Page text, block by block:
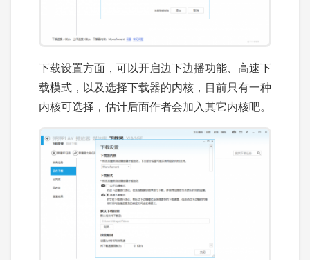
下载设置方面，可以开启边下边播功能、高速下
载模式，以及选择下载器的内核，目前只有一种
内核可选择，估计后面作者会加入其它内核吧。